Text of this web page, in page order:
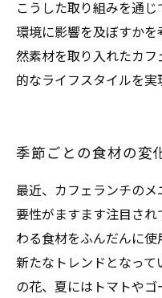
こうした取り組みを通
環境に影響を及ぼすかを
然素材を取り入れたカ
的なライフスタイルを実
季節ごとの食材の変
最近、カフェランチの
要性がますます注目さ
わる食材をふんだんに
新たなトレンドとなって
の花、夏にはトマトや